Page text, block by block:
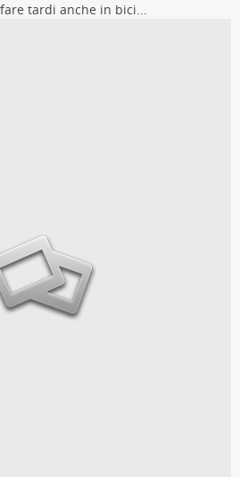
tardi anche in bici...